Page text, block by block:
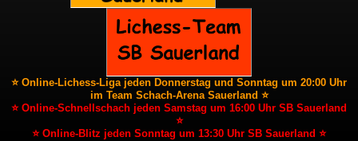
⭐ Online-Lichess-Liga jeden Donnerstag und Sonntag um 20:00 Uhr
im Team Schach-Arena Sauerland ⭐
⭐ Online-Schnellschach jeden Samstag um 16:00 Uhr SB Sauerland
⭐
⭐ Online-Blitz jeden Sonntag um 13:30 Uhr SB Sauerland ⭐